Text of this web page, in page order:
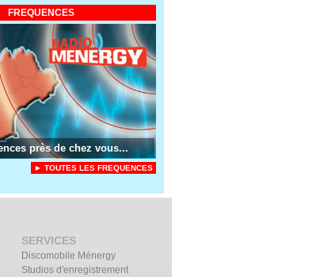
FREQUENCES
près de chez vous...
► TOUTES LES FREQUENCES
SERVICES
Discomobile Ménergy
Studios d'enregistrement